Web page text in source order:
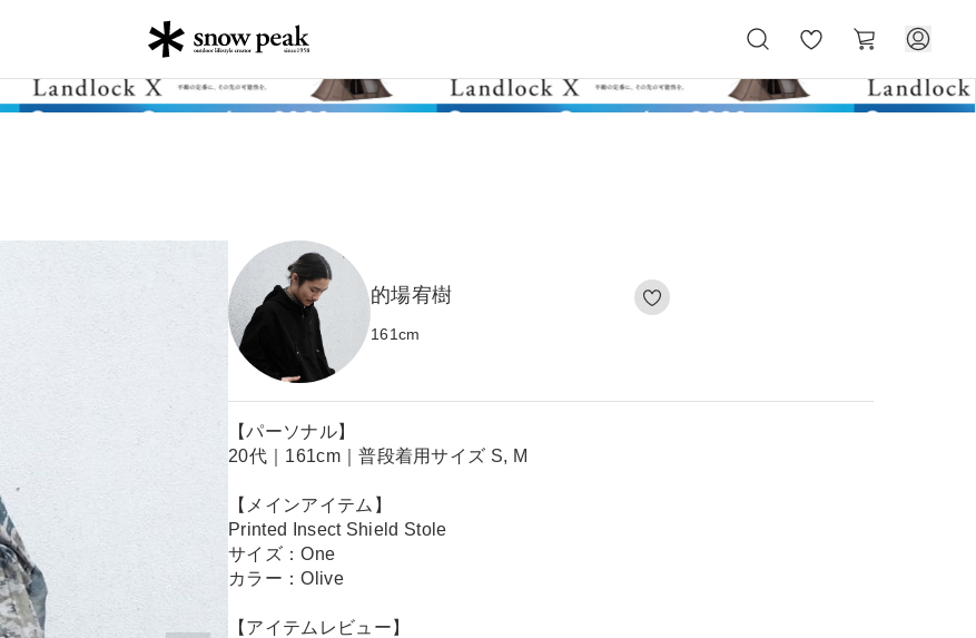
気
に
ー
ト
的場宥樹
161cm
【パーソナル】
20代｜161cm｜普段着用サイズ S, M
【メインアイテム】
Printed Insect Shield Stole
サイズ：One
カラー：Olive
【アイテムレビュー】